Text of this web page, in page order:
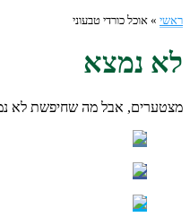
ראשי » אוכל כורדי טבעוני
לא נמצא
מצטערים, אבל מה שחיפשת לא